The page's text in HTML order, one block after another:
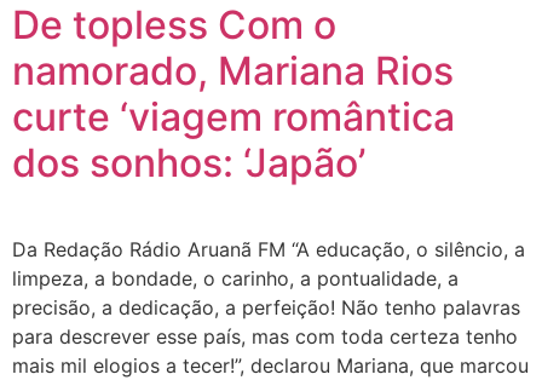
De topless Com o
namorado, Mariana Rios
curte ‘viagem romântica
dos sonhos: ‘Japão’
Da Redação Rádio Aruanã FM “A educação, o silêncio, a
limpeza, a bondade, o carinho, a pontualidade, a
precisão, a dedicação, a perfeição! Não tenho palavras
para descrever esse país, mas com toda certeza tenho
mais mil elogios a tecer!”, declarou Mariana, que marcou